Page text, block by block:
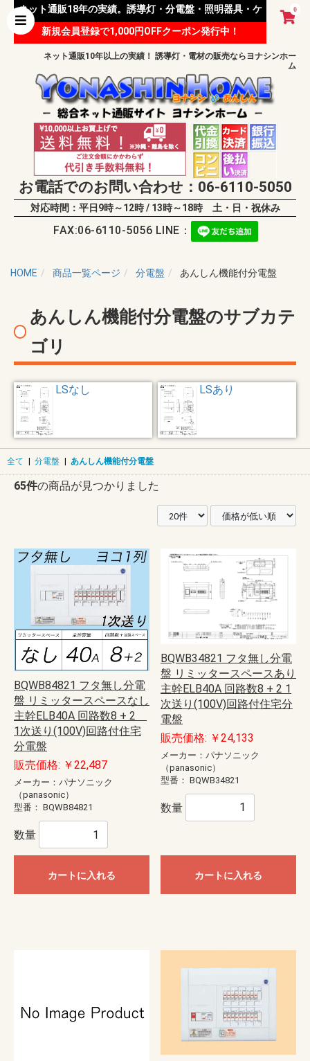
0
ネット通販18年の実績。誘導灯・分電盤・照明器具・ケ
ーブル等 様々な資材を取り扱っています。
新規会員登録で1,000円OFFクーポン発行中！
ネット通販10年以上の実績！ 誘導灯・電材の販売ならヨナシンホー
ム
お電話でのお問い合わせ：06-6110-5050
対応時間：平日9時～12時 / 13時～18時 土・日・祝休み
FAX:06-6110-5056 LINE：
HOME 商品一覧ページ 分電盤 あんしん機能付分電盤
あんしん機能付分電盤のサブカテ
ゴリ
LSなし LSあり
全て | 分電盤 | あんしん機能付分電盤
65件の商品が見つかりました
BQWB84821 フタ無し分電
盤 リミッタースペースなし
主幹ELB40A 回路数8 + 2
1次送り(100V)回路付住宅
分電盤
販売価格: ￥22,487
メーカー：パナソニック
（panasonic）
型番： BQWB84821
数量
カートに入れる
BQWB34821 フタ無し分電
盤 リミッタースペースあり
主幹ELB40A 回路数8 + 2 1
次送り(100V)回路付住宅分
電盤
販売価格: ￥24,133
メーカー：パナソニック
（panasonic）
型番： BQWB34821
数量
カートに入れる